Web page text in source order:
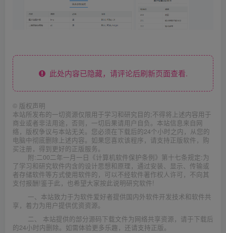
此处内容已隐藏，请评论后刷新页面查看.
© 版权声明
本站所发布的一切资源仅限用于学习和研究目的;不得将上述内容用于
商业或者非法用途，否则，一切后果请用户自负。本站信息来自网
络，版权争议与本站无关。您必须在下载后的24个小时之内，从您的
电脑中彻底删除上述内容。如果您喜欢该程序，请支持正版软件，购
买注册，得到更好的正版服务。
附:二00二年一月一日《计算机软件保护条例》第十七条规定:为
了学习和研究软件内含的设计思想和原理，通过安装、显示、传输或
者存储软件等方式使用软件的，可以不经软件著作权人许可，不向其
支付报酬!鉴于此，也希望大家按此说明研究软件!
一、本站致力于为软件爱好者提供国内外软件开发技术和软件共
享，着力为用户提供优资资源。
二、 本站提供的部分源码下载文件为网络共享资源，请于下载后
的24小时内删除。如需体验更多乐趣，还请支持正版。